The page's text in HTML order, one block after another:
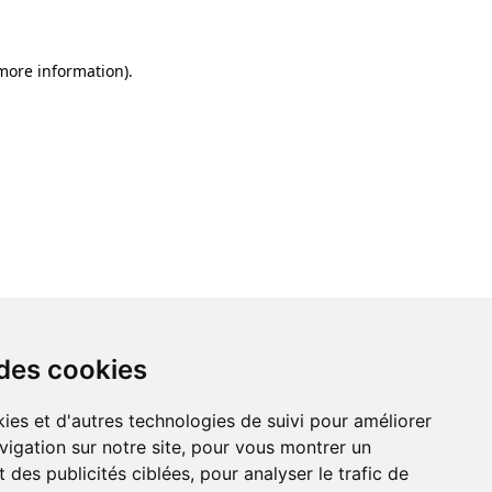
cookies
et d'autres technologies de suivi pour améliorer
sur notre site, pour vous montrer un
des publicités ciblées, pour analyser le trafic de
information).